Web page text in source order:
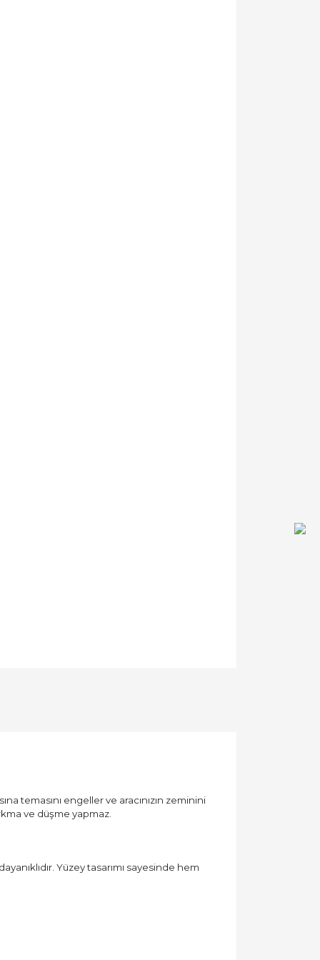
temasını engeller ve aracınızın zeminini
ve düşme yapmaz.
Yüzey tasarımı sayesinde hem